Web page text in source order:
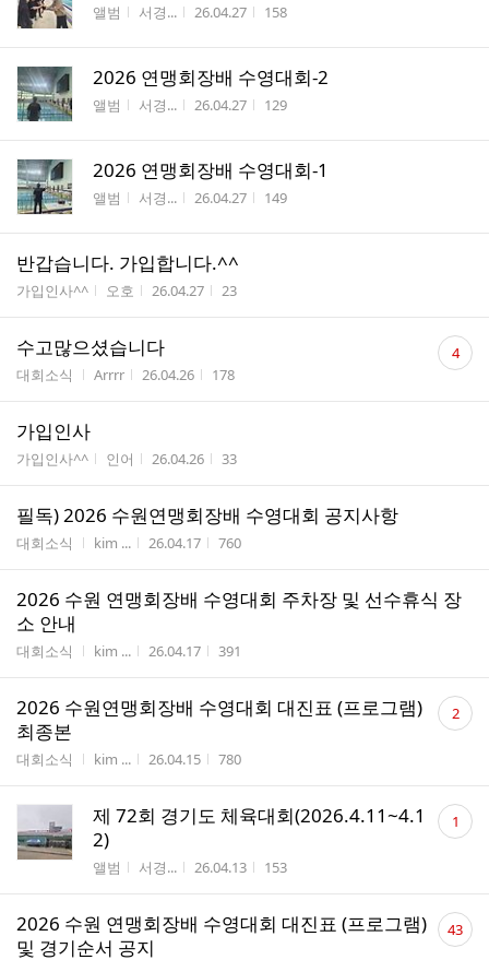
게시판명
앨범 작성자
서경... 작성시간
26.04.27 조회수
158
2026 연맹회장배 수영대회-2
게시판명
앨범 작성자
서경... 작성시간
26.04.27 조회수
129
2026 연맹회장배 수영대회-1
게시판명
앨범 작성자
서경... 작성시간
26.04.27 조회수
149
반갑습니다. 가입합니다.^^
게시판명
가입인사^^ 작성자
오호 작성시간
26.04.27 조회수
23
수고많으셨습니다
게시판명
대회소식 작성자
Arrrr 작성시간
26.04.26 조회수
178
댓
글 4
가입인사
게시판명
가입인사^^ 작성자
인어 작성시간
26.04.26 조회수
33
필독) 2026 수원연맹회장배 수영대회 공지사항
게시판명
대회소식 작성자
kim ... 작성시간
26.04.17 조회수
760
2026 수원 연맹회장배 수영대회 주차장 및 선수휴식 장
소 안내
게시판명
대회소식 작성자
kim ... 작성시간
26.04.17 조회수
391
2026 수원연맹회장배 수영대회 대진표 (프로그램)
최종본
게시판명
대회소식 작성자
kim ... 작성시간
26.04.15 조회수
780
댓
글 2
제 72회 경기도 체육대회(2026.4.11~4.1
2)
게시판명
앨범 작성자
서경... 작성시간
26.04.13 조회수
153
댓
글 1
2026 수원 연맹회장배 수영대회 대진표 (프로그램)
및 경기순서 공지
댓
글43